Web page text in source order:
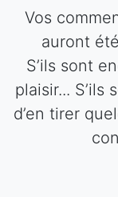
Vos
auront
S’ils sont
plaisir... S’ils
d’en tirer